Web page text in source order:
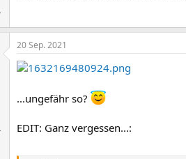
20 Sep. 2021
...ungefähr so?
EDIT: Ganz vergessen...: